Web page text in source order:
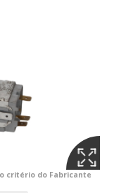
critério do Fabricante